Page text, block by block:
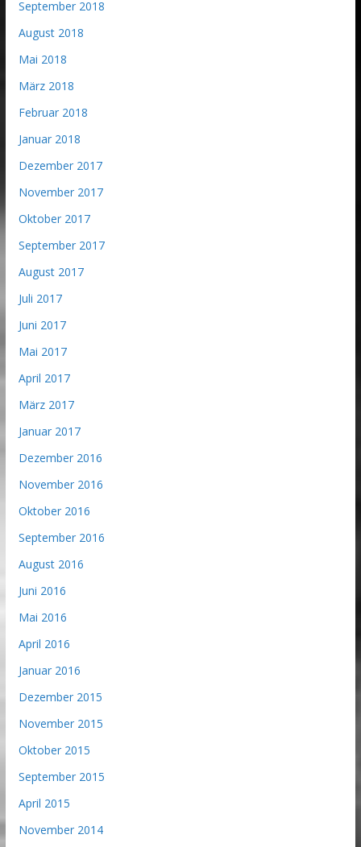
September 2018
August 2018
Mai 2018
März 2018
Februar 2018
Januar 2018
Dezember 2017
November 2017
Oktober 2017
September 2017
August 2017
Juli 2017
Juni 2017
Mai 2017
April 2017
März 2017
Januar 2017
Dezember 2016
November 2016
Oktober 2016
September 2016
August 2016
Juni 2016
Mai 2016
April 2016
Januar 2016
Dezember 2015
November 2015
Oktober 2015
September 2015
April 2015
November 2014